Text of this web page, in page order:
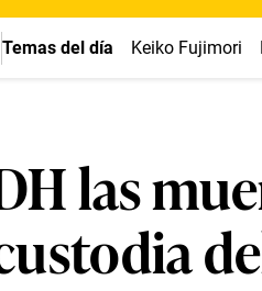
Temas del día Keiko Fujimori
las